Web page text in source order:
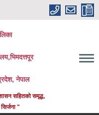
नेपाल
सहितको समृद्ध,
"